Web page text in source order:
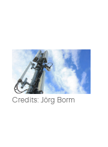
Credits: Jörg Borm